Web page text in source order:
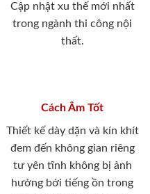
Cập nhật xu thế mới nhất
trong ngành thi công nội
thất.
Cách Âm Tốt
Thiết kế dày dặn và kín khít
đem đến không gian riêng
tư yên tĩnh không bị ảnh
hưởng bới tiếng ồn trong